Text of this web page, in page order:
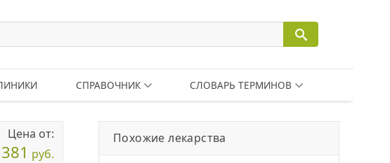
СПРАВОЧНИК СЛОВАРЬ ТЕРМИНОВ
Цена от:
381 руб.
Похожие лекарства